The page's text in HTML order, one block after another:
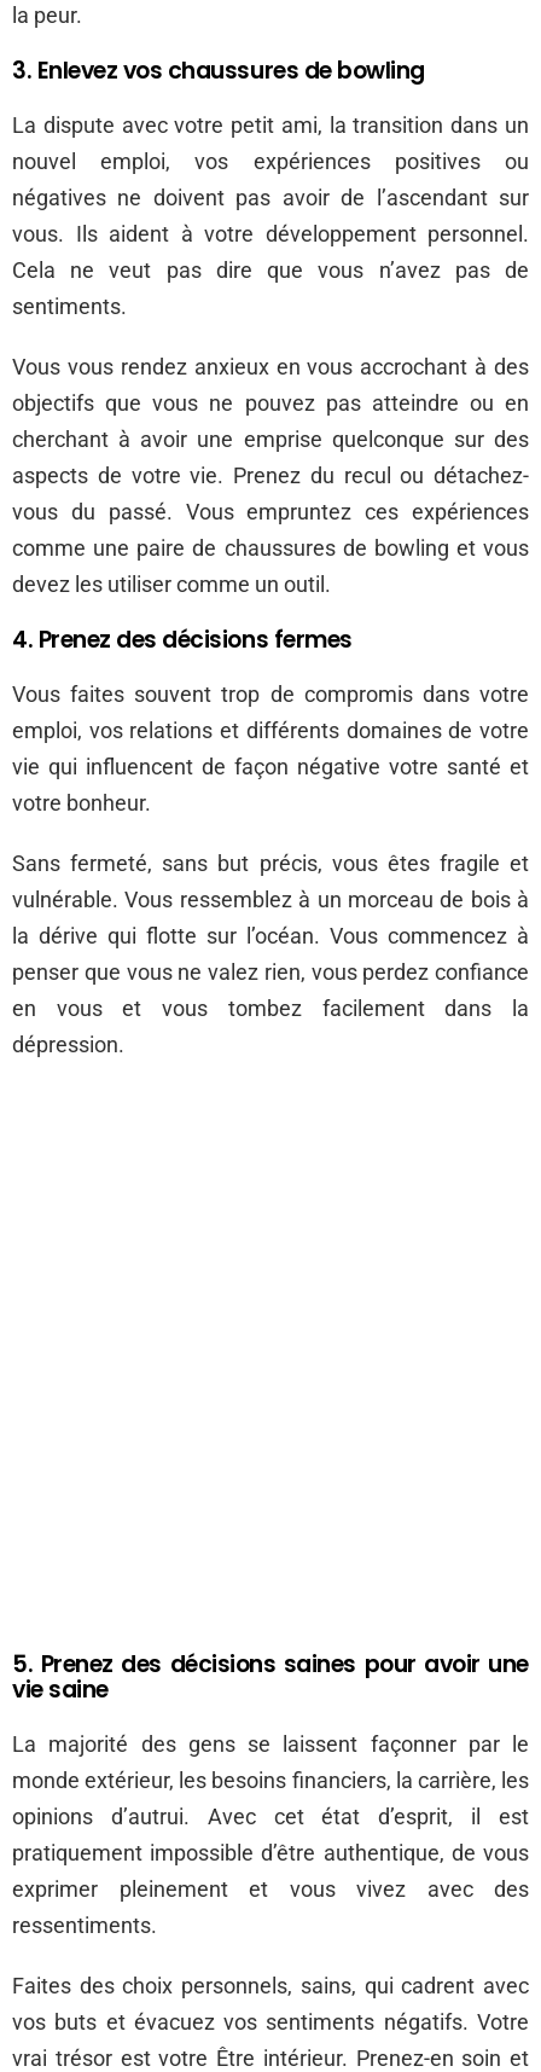
la peur.
3. Enlevez vos chaussures de bowling
La dispute avec votre petit ami, la transition dans un
nouvel emploi, vos expériences positives ou
négatives ne doivent pas avoir de l’ascendant sur
vous. Ils aident à votre développement personnel.
Cela ne veut pas dire que vous n’avez pas de
sentiments.
Vous vous rendez anxieux en vous accrochant à des
objectifs que vous ne pouvez pas atteindre ou en
cherchant à avoir une emprise quelconque sur des
aspects de votre vie. Prenez du recul ou détachez-
vous du passé. Vous empruntez ces expériences
comme une paire de chaussures de bowling et vous
devez les utiliser comme un outil.
4. Prenez des décisions fermes
Vous faites souvent trop de compromis dans votre
emploi, vos relations et différents domaines de votre
vie qui influencent de façon négative votre santé et
votre bonheur.
Sans fermeté, sans but précis, vous êtes fragile et
vulnérable. Vous ressemblez à un morceau de bois à
la dérive qui flotte sur l’océan. Vous commencez à
penser que vous ne valez rien, vous perdez confiance
en vous et vous tombez facilement dans la
dépression.
5. Prenez des décisions saines pour avoir une
vie saine
La majorité des gens se laissent façonner par le
monde extérieur, les besoins financiers, la carrière, les
opinions d’autrui. Avec cet état d’esprit, il est
pratiquement impossible d’être authentique, de vous
exprimer pleinement et vous vivez avec des
ressentiments.
Faites des choix personnels, sains, qui cadrent avec
vos buts et évacuez vos sentiments négatifs. Votre
vrai trésor est votre Être intérieur. Prenez-en soin et